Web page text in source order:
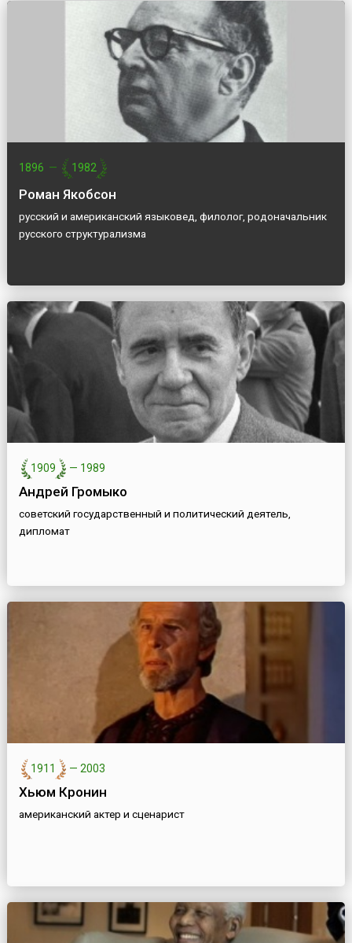
1896 — 1982
Роман Якобсон
русский и американский языковед, филолог, родоначальник
русского структурализма
1909 — 1989
Андрей Громыко
советский государственный и политический деятель,
дипломат
1911 — 2003
Хьюм Кронин
американский актер и сценарист